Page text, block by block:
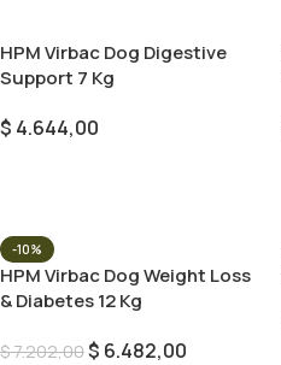
HPM Virbac Dog Digestive
Support 7 Kg
$ 4.644,00
-10%
HPM Virbac Dog Weight Loss
& Diabetes 12 Kg
$7.202,00$ 6.482,00